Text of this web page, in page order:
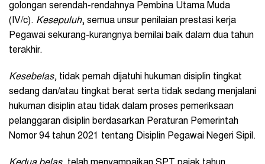
golongan serendah-rendahnya Pembina Utama Muda
(IV/c). Kesepuluh, semua unsur penilaian prestasi kerja
Pegawai sekurang-kurangnya bernilai baik dalam dua tahun
terakhir.
Kesebelas, tidak pernah dijatuhi hukuman disiplin tingkat
sedang dan/atau tingkat berat serta tidak sedang menjalani
hukuman disiplin atau tidak dalam proses pemeriksaan
pelanggaran disiplin berdasarkan Peraturan Pemerintah
Nomor 94 tahun 2021 tentang Disiplin Pegawai Negeri Sipil.